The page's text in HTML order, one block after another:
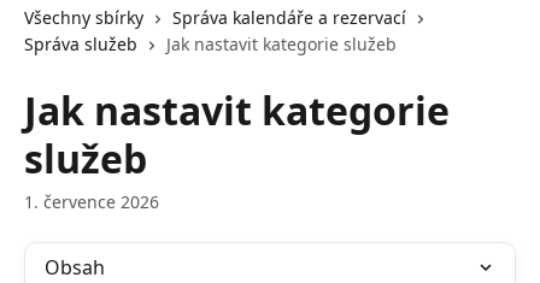
Všechny sbírky
Správa kalendáře a rezervací
Správa služeb
Jak nastavit kategorie služeb
Jak nastavit kategorie
služeb
1. července 2026
Obsah